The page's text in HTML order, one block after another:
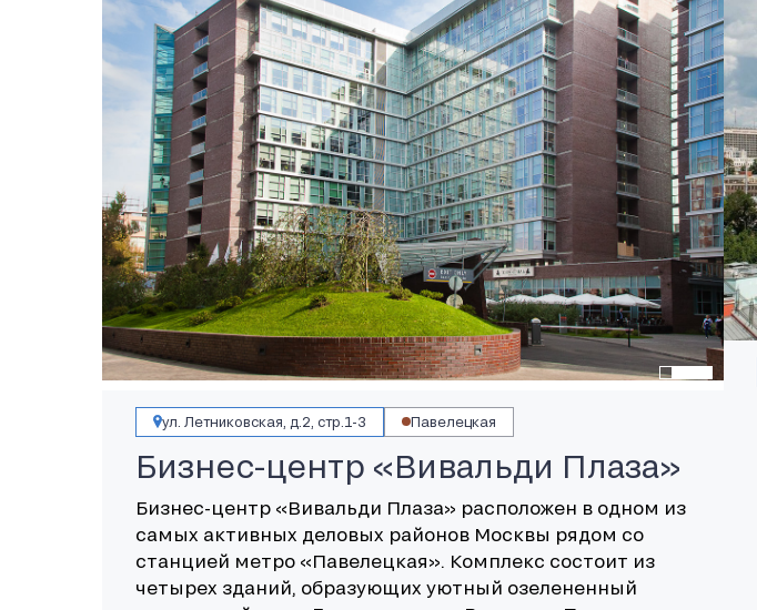
ул. Летниковская, д.2, стр.1-3 Павелецкая
Бизнес-центр «Вивальди Плаза»
Бизнес-центр «Вивальди Плаза» расположен в одном из
самых активных деловых районов Москвы рядом со
станцией метро «Павелецкая». Комплекс состоит из
четырех зданий, образующих уютный озелененный